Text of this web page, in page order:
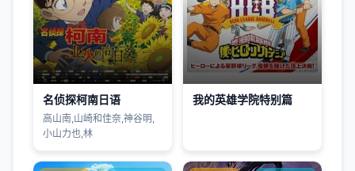
名侦探柯南日语
高山南,山崎和佳奈,神谷明,
小山力也,林
我的英雄学院特别篇